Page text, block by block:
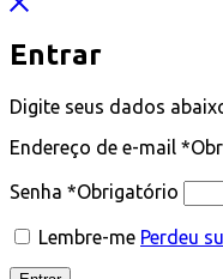
Entrar
Digite seus dados
Endereço de e-mail *
Senha *Obrigatório
Lembre-me Perdeu